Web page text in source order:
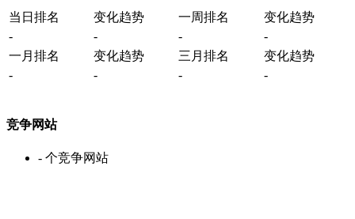
当日排名 变化趋势 一周排名
变化趋势
-
- -
-
一月排名
变化趋势 三月排名
变化趋势
-
- - -
竞争网站
- 个竞争网站